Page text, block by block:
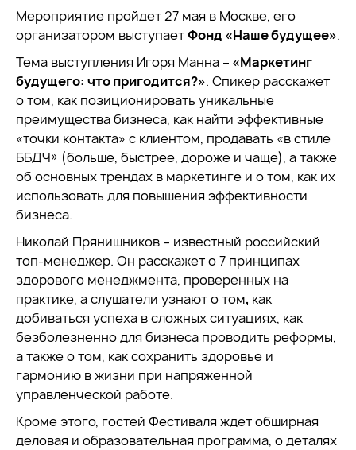
Мероприятие пройдет 27 мая в Москве, его
организатором выступаетФонд «Наше будущее».
Тема выступления Игоря Манна – «Маркетинг
будущего: что пригодится?». Спикер расскажет
о том, как позиционировать уникальные
преимущества бизнеса, как найти эффективные
«точки контакта» с клиентом, продавать «в стиле
ББДЧ» (больше, быстрее, дороже и чаще), а также
об основных трендах в маркетинге и о том, как их
использовать для повышения эффективности
бизнеса.
Николай Прянишников – известный российский
топ-менеджер. Он расскажет о 7 принципах
здорового менеджмента, проверенных на
практике, а слушатели узнают о том, как
добиваться успеха в сложных ситуациях, как
безболезненно для бизнеса проводить реформы,
а также о том, как сохранить здоровье и
гармонию в жизни при напряженной
управленческой работе.
Кроме этого, гостей Фестиваля ждет обширная
деловая и образовательная программа, о деталях